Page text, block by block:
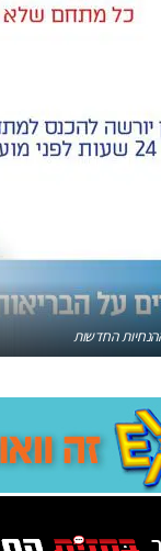
החדשות